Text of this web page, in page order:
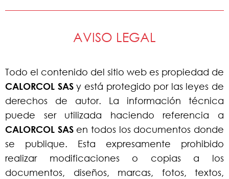
AVISO LEGAL
Todo el contenido del sitio web es propiedad de
CALORCOL SASy está protegido por las leyes de
derechos de autor. La información técnica
puede ser utilizada haciendo referencia a
CALORCOL SASen todos los documentos donde
se publique. Esta expresamente prohibido
realizar modificaciones o copias a los
documentos, diseños, marcas, fotos, textos,